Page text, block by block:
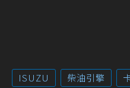
ISUZU 柴油引擎